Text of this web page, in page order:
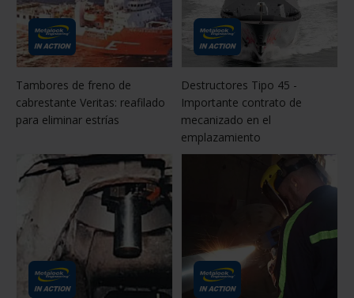
Tambores de freno de
cabrestante Veritas: reafilado
para eliminar estrías
Destructores Tipo 45 -
Importante contrato de
mecanizado en el
emplazamiento